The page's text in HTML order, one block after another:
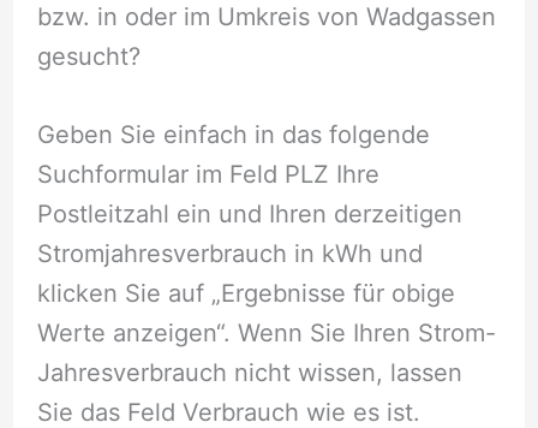
bzw. in oder im Umkreis von Wadgassen
gesucht?
Geben Sie einfach in das folgende
Suchformular im Feld PLZ Ihre
Postleitzahl ein und Ihren derzeitigen
Stromjahresverbrauch in kWh und
klicken Sie auf „Ergebnisse für obige
Werte anzeigen“. Wenn Sie Ihren Strom-
Jahresverbrauch nicht wissen, lassen
Sie das Feld Verbrauch wie es ist.